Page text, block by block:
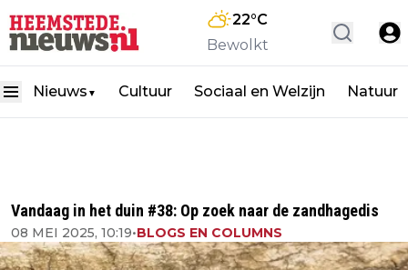
22°C
Bewolkt
Nieuws ▼ Cultuur Sociaal en Welzijn Natuur
Vandaag in het duin #38: Op zoek naar de zandhagedis
08 MEI 2025, 10:19•BLOGS EN COLUMNS